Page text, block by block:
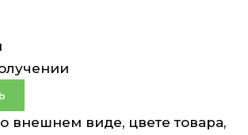
внешнем виде, цвете товара,